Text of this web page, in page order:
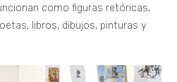
como figuras retóricas,
libros, dibujos, pinturas y